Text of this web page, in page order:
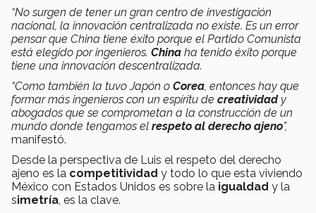
“No surgen de tener un gran centro de investigación
nacional, la innovación centralizada no existe. Es un error
pensar que China tiene éxito porque el Partido Comunista
está elegido por ingenieros. China ha tenido éxito porque
tiene una innovación descentralizada.
“Como también la tuvo Japón o Corea, entonces hay que
formar más ingenieros con un espíritu de creatividady
abogados que se comprometan a la construcción de un
mundo donde tengamos el respeto al derecho ajeno”,
manifestó.
Desde la perspectiva de Luis el respeto del derecho
ajeno es la competitividad y todo lo que esta viviendo
México con Estados Unidos es sobre la igualdad y la
simetría, es la clave.